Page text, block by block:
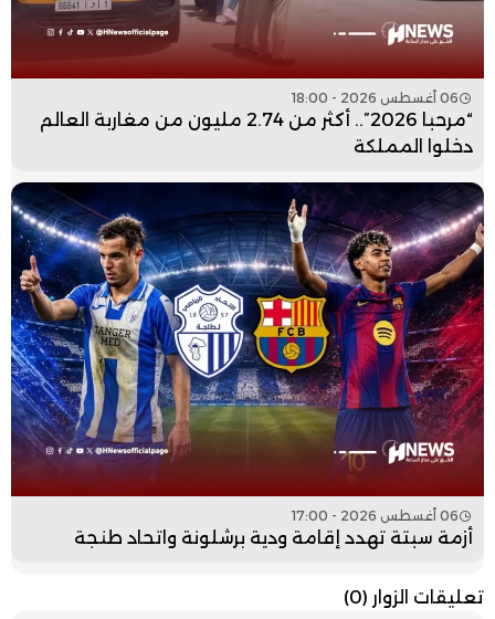
06 أغسطس 2026 - 18:00
“مرحبا 2026”.. أكثر من 2.74 مليون من مغاربة العالم
دخلوا المملكة
06 أغسطس 2026 - 17:00
أزمة سبتة تهدد إقامة ودية برشلونة واتحاد طنجة
تعليقات الزوار (0)